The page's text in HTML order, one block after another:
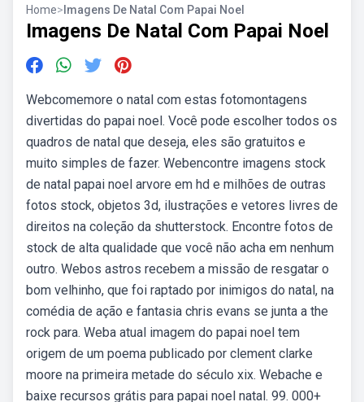
Home> Imagens De Natal Com Papai Noel
Imagens De Natal Com Papai Noel
Webcomemore o natal com estas fotomontagens
divertidas do papai noel. Você pode escolher todos os
quadros de natal que deseja, eles são gratuitos e
muito simples de fazer. Webencontre imagens stock
de natal papai noel arvore em hd e milhões de outras
fotos stock, objetos 3d, ilustrações e vetores livres de
direitos na coleção da shutterstock. Encontre fotos de
stock de alta qualidade que você não acha em nenhum
outro. Webos astros recebem a missão de resgatar o
bom velhinho, que foi raptado por inimigos do natal, na
comédia de ação e fantasia chris evans se junta a the
rock para. Weba atual imagem do papai noel tem
origem de um poema publicado por clement clarke
moore na primeira metade do século xix. Webache e
baixe recursos grátis para papai noel natal. 99. 000+